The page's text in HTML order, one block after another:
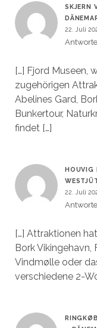
SKJERN
22. Juli
[…] Fjord Museen,
zugehörigen
Abelines Gard,
Bunkertour,
findet […]
HOUVIG
22. Juli
[…] Attraktionen
Bork Vikingehavn,
Vindmølle oder
verschiedene 2-